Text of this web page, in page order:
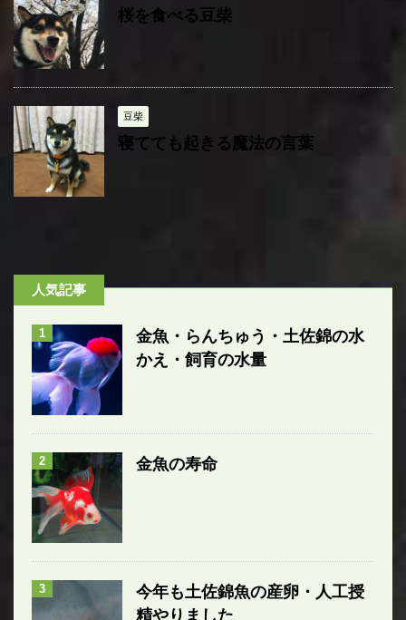
桜を食べる豆柴
豆柴
寝てても起きる魔法の言葉
人気記事
1
金魚・らんちゅう・土佐錦の水
かえ・飼育の水量
2 金魚の寿命
3
今年も土佐錦魚の産卵・人工授
精やりました